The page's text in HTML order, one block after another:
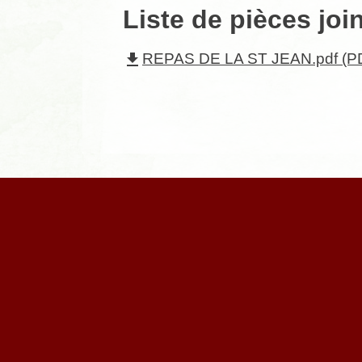
Liste de pièces
file_download REPAS DE LA ST JEAN.pdf